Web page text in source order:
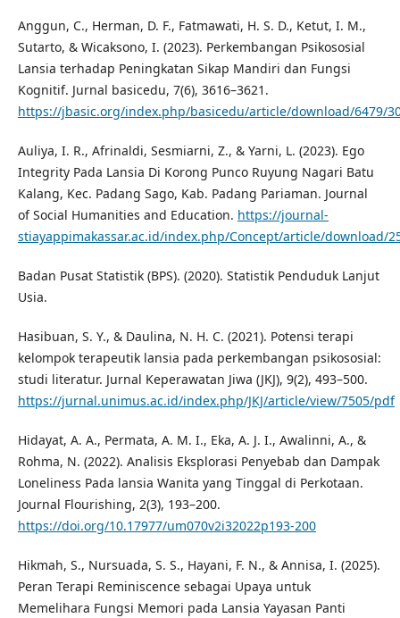
Anggun, C., Herman, D. F., Fatmawati, H. S. D., Ketut, I. M.,
Sutarto, & Wicaksono, I. (2023). Perkembangan Psikososial
Lansia terhadap Peningkatan Sikap Mandiri dan Fungsi
Kognitif. Jurnal basicedu, 7(6), 3616–3621.
https://jbasic.org/index.php/basicedu/article/download/6479/
Auliya, I. R., Afrinaldi, Sesmiarni, Z., & Yarni, L. (2023). Ego
Integrity Pada Lansia Di Korong Punco Ruyung Nagari Batu
Kalang, Kec. Padang Sago, Kab. Padang Pariaman. Journal
of Social Humanities and Education. https://journal-
stiayappimakassar.ac.id/index.php/Concept/article/download/
Badan Pusat Statistik (BPS). (2020). Statistik Penduduk Lanjut
Usia.
Hasibuan, S. Y., & Daulina, N. H. C. (2021). Potensi terapi
kelompok terapeutik lansia pada perkembangan psikososial:
studi literatur. Jurnal Keperawatan Jiwa (JKJ), 9(2), 493–500.
https://jurnal.unimus.ac.id/index.php/JKJ/article/view/7505/pdf
Hidayat, A. A., Permata, A. M. I., Eka, A. J. I., Awalinni, A., &
Rohma, N. (2022). Analisis Eksplorasi Penyebab dan Dampak
Loneliness Pada lansia Wanita yang Tinggal di Perkotaan.
Journal Flourishing, 2(3), 193–200.
https://doi.org/10.17977/um070v2i32022p193-200
Hikmah, S., Nursuada, S. S., Hayani, F. N., & Annisa, I. (2025).
Peran Terapi Reminiscence sebagai Upaya untuk
Memelihara Fungsi Memori pada Lansia Yayasan Panti